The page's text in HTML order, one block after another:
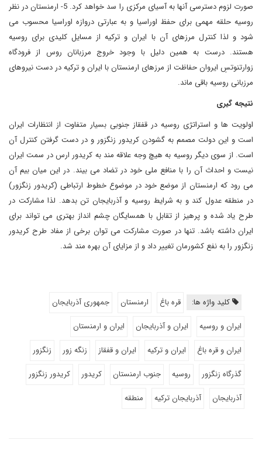
صورت لزوم دسترسی آنها به آسیای مرکزی را سد خواهد کرد. 5- ارمنستان در نظر
روسیه حلقه مهمی برای حفظ اوراسیا و به عبارتی دروازه اوراسیا محسوب می
شود و لذا کنترل مرزهای آن با ایران و ترکیه از مسایل کلیدی برای روسیه
هستند. درست به همین دلیل با وجود خروج مرزبانان روس از فرودگاه
زوارتنوتسِ ایروان حفاظت از مرزهای ارمنستان با ایران و ترکیه در دست نیروهای
مرزبانی روسیه باقی ماند.
نتیجه گیری
اولویت ها و استراتژی روسیه در قفقاز جنوبی بسیار متفاوت از انتظارات ایران
است و این دولت مصمم به گشودن کریدور زنگزور و در دست گرفتن کنترل آن
است. از سوی دیگر روسیه به هیچ وجه علاقه مند به کریدور ارس در سمت ایران
نیست و احداث آن را با منافع ملی خود در تضاد می بیند. در این میان بیم آن
می رود که ارمنستان از موضع خود در موضوع خطوط ارتباطی (کریدور زنگزور)
در منطقه عدول کند و به شرایط روسیه و آذربایجان تن بدهد. لذا مشارکت در
طرح یاد شده و پرهیز از تقابل با همسایگان چشم انداز بهتری می تواند برای
ایران داشته باشد. تنها در صورت مشارکت می توان برخی از مفاد طرح کریدور
زنگزور را به نفع کشورمان تغییر داد و از مزایای آن بهره مند شد.
کلید واژه ها: قره باغ ارمنستان
جمهوری آذربایجان
ایران و روسیه
ایران و آذربایجان
ایران و ارمنستان
ایران و قره باغ
ایران و ترکیه ایران و قفقاز زنگه زور
زنگزور
گذرگاه زنگزور
روسیه جنوب ارمنستان کریدور
کریدور زنگزور
آذربایجان
آذربایجان ترکیه منطقه